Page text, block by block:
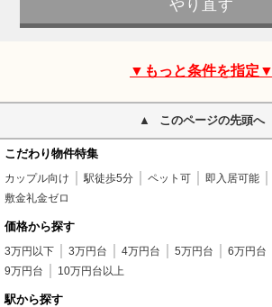
▼もっと条件を指定▼
このページの先頭へ
こだわり物件特集
カップル向け 駅徒歩5分 ペット可 即入居可能
敷金礼金ゼロ
価格から探す
3万円以下 3万円台 4万円台 5万円台 6万円台
9万円台
10万円台以上
駅から探す